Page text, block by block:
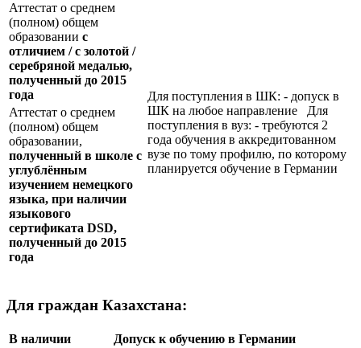
Аттестат о среднем
(полном) общем
образовании с
отличием / с золотой /
серебряной медалью,
полученный до 2015
года
Для поступления в ШК: - допуск в
ШК на любое направление Для
поступления в вуз: - требуются 2
года обучения в аккредитованном
вузе по тому профилю, по которому
планируется обучение в Германии
Аттестат о среднем
(полном) общем
образовании,
полученный в школе с
углублённым
изучением немецкого
языка, при наличии
языкового
сертификата DSD,
полученный до 2015
года
Для граждан Казахстана:
В наличии
Допуск к обучению в Германии